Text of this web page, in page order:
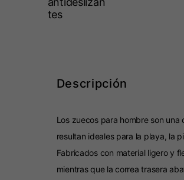
Descripción
Los zuecos para hombre son
resultan ideales para la playa, la
Fabricados con material ligero y
mientras que la correa trasera